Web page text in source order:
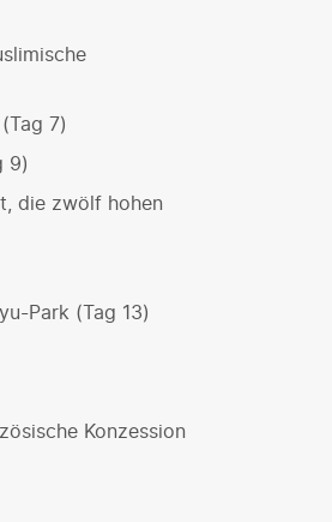
7)
9)
die zwölf hohen
Park (Tag 13)
Konzession